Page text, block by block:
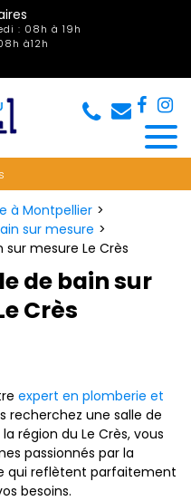
: 08h à 19h
à12h
à Montpellier
sur mesure
mesure Le Crès
de bain sur
Crès
expert en plomberie et
recherchez une salle de
région du Le Crès, vous
passionnés par la
qui reflètent parfaitement
besoins.